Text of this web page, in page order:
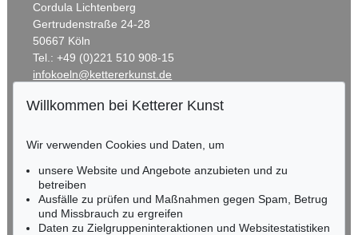
Cordula Lichtenberg
Gertrudenstraße 24-28
50667 Köln
Tel.: +49 (0)221 510 908-15
infokoeln@kettererkunst.de
RHEINLAND-PFALZ
Miriam Heß
Tel.: +49 (0)62 21 58 80-038
Fax: +49 (0)62 21 58 80-595
infoheidelberg@kettererkunst.de
Willkommen bei Ketterer Kunst
Wir verwenden Cookies und Daten, um
unsere Website und Angebote anzubieten und zu
betreiben
Ausfälle zu prüfen und Maßnahmen gegen Spam, Betrug
und Missbrauch zu ergreifen
Daten zu Zielgruppeninteraktionen und Websitestatistiken